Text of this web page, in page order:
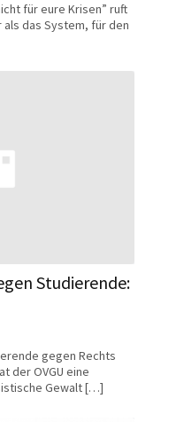
für eure Krisen” ruft
das System, für den
Studierende:
gegen Rechts
der OVGU eine
Gewalt […]